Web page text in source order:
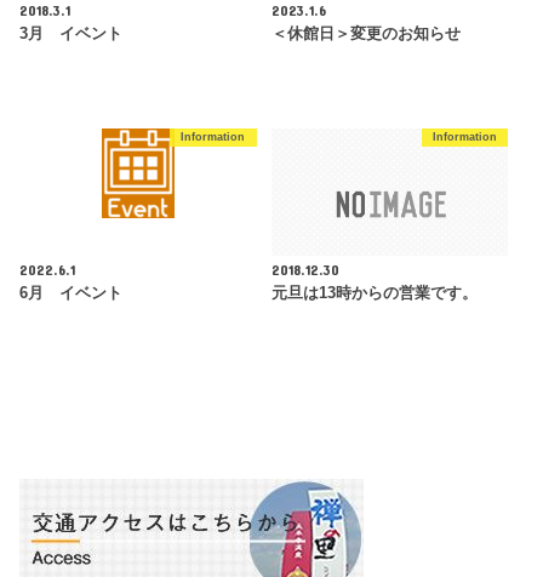
2018.3.1
3月 イベント
2023.1.6
＜休館日＞変更のお知らせ
Information
2022.6.1
6月 イベント
Information
2018.12.30
元旦は13時からの営業です。